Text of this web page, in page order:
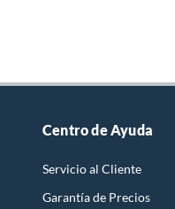
Centro de Ayuda
Servicio al Cliente
Garantía de Precios